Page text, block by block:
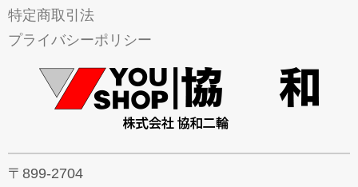
特定商取引法
プライバシーポリシー
〒899-2704